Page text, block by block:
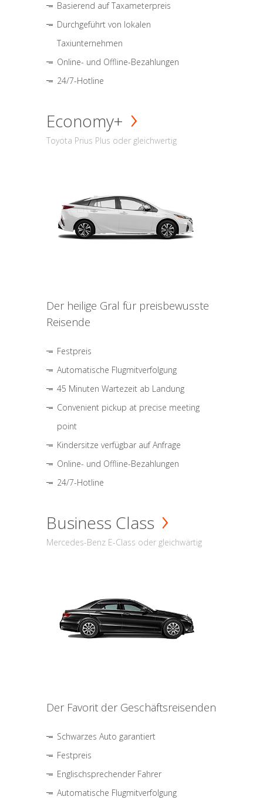
Basierend auf Taxameterpreis
Durchgeführt von lokalen
Taxiunternehmen
Online- und Offline-Bezahlungen
24/7-Hotline
Economy+
Toyota Prius Plus oder gleichwertig
Der heilige Gral für preisbewusste
Reisende
Festpreis
Automatische Flugmitverfolgung
45 Minuten Wartezeit ab Landung
Convenient pickup at precise meeting
point
Kindersitze verfügbar auf Anfrage
Online- und Offline-Bezahlungen
24/7-Hotline
Business Class
Mercedes-Benz E-Class oder gleichwärtig
Der Favorit der Geschäftsreisenden
Schwarzes Auto garantiert
Festpreis
Englischsprechender Fahrer
Automatische Flugmitverfolgung